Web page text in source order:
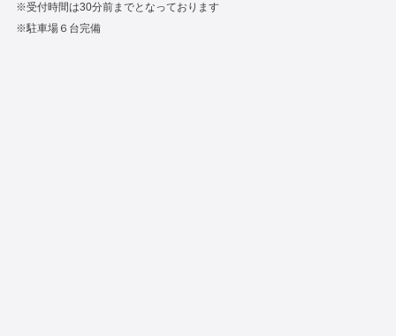
※受付時間は30分前までとなっております
※駐車場６台完備